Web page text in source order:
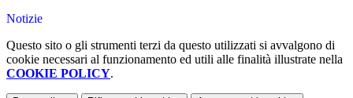
Notizie
Questo sito o gli strumenti terzi da questo utilizzati si avvalgono di
cookie necessari al funzionamento ed utili alle finalità illustrate nella
COOKIE POLICY.